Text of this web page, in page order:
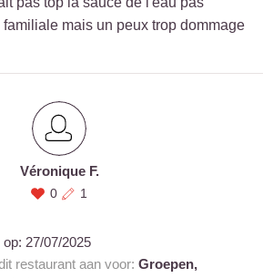
mais un peux trop dommage
Véronique F.
0 1
op: 27/07/2025
restaurant aan voor: Groepen,